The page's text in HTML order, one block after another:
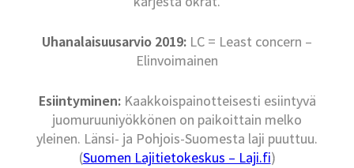
Uhanalaisuusarvio 2019: LC = Least concern –
Elinvoimainen
Esiintyminen:Kaakkoispainotteisesti esiintyvä
juomuruuniyökkönen on paikoittain melko
yleinen. Länsi- ja Pohjois-Suomesta laji puuttuu.
(Suomen Lajitietokeskus – Laji.fi)